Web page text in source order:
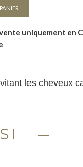
uniquement en
les cheveux